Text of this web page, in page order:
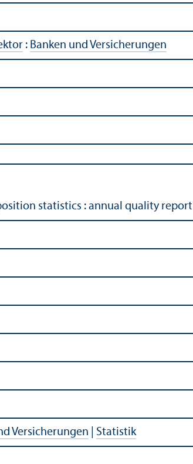
: Banken und Versicherungen
statistics : annual quality report
Versicherungen Statistik